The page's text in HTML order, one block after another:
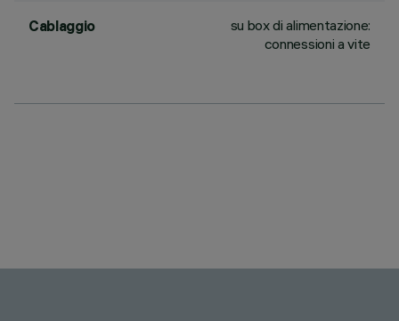
Cablaggio
su box di alimentazione:
connessioni a vite